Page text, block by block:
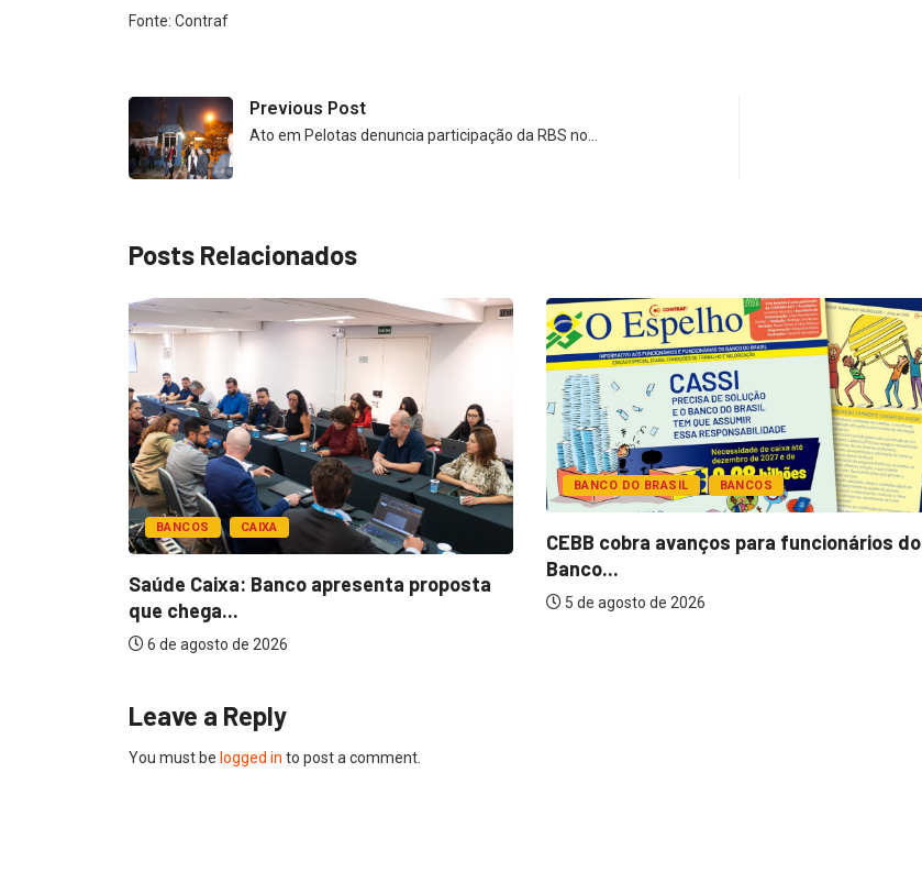
Fonte: Contraf
Previous Post
Ato em Pelotas denuncia participação da RBS no…
Posts Relacionados
BANCOS CAIXA
Saúde Caixa: Banco apresenta proposta
que chega...
6 de agosto de 2026
BANCO DO BRASIL BANCOS
CEBB cobra avanços para funcionários do
Banco...
5 de agosto de 2026
Leave a Reply
You must be logged in to post a comment.